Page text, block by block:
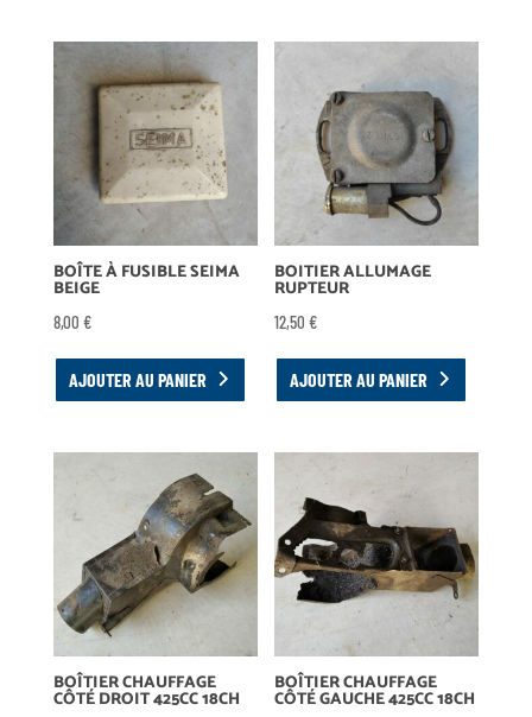
BOÎTE À FUSIBLE SEIMA
BEIGE
8,00 €
AJOUTER AU PANIER
BOITIER ALLUMAGE
RUPTEUR
12,50€
AJOUTER AU PANIER
BOÎTIER CHAUFFAGE
CÔTÉ DROIT 425CC 18CH
BOÎTIER CHAUFFAGE
CÔTÉ GAUCHE 425CC 18CH